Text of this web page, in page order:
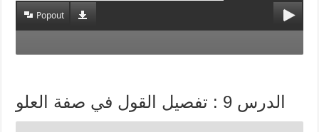
Popout
الدرس 9 : تفصيل القول في صفة العلو